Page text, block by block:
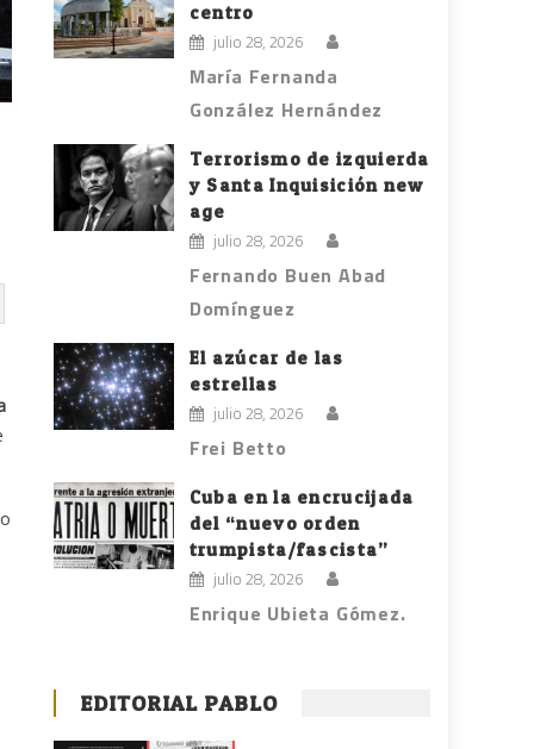
centro
julio 28, 2026
María Fernanda
González Hernández
Terrorismo de izquierda
y Santa Inquisición new
age
julio 28, 2026
Fernando Buen Abad
Domínguez
El azúcar de las
estrellas
julio 28, 2026
Frei Betto
Cuba en la encrucijada
del “nuevo orden
trumpista/fascista”
julio 28, 2026
Enrique Ubieta Gómez.
EDITORIAL PABLO